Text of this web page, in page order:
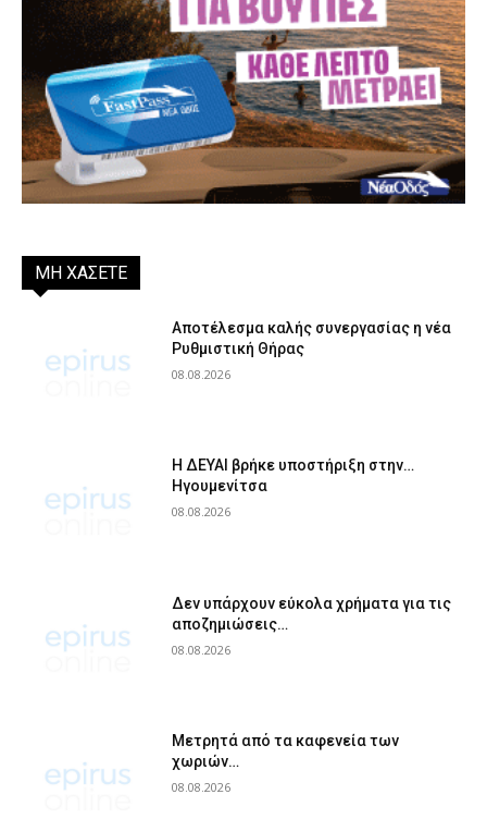
ΜΗ ΧΑΣΕΤΕ
Αποτέλεσμα καλής συνεργασίας η νέα
Ρυθμιστική Θήρας
08.08.2026
Η ΔΕΥΑΙ βρήκε υποστήριξη στην…
Ηγουμενίτσα
08.08.2026
Δεν υπάρχουν εύκολα χρήματα για τις
αποζημιώσεις…
08.08.2026
Μετρητά από τα καφενεία των
χωριών…
08.08.2026